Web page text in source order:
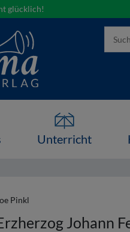
glücklich!
Unterricht
Pinkl
Johann